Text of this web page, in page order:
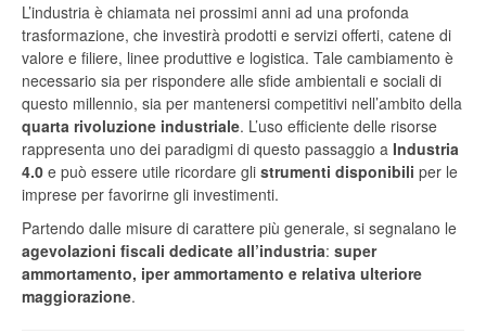
L’industria è chiamata nei prossimi anni ad una profonda
trasformazione, che investirà prodotti e servizi offerti, catene di
valore e filiere, linee produttive e logistica. Tale cambiamento è
necessario sia per rispondere alle sfide ambientali e sociali di
questo millennio, sia per mantenersi competitivi nell’ambito della
quarta rivoluzione industriale. L’uso efficiente delle risorse
rappresenta uno dei paradigmi di questo passaggio a Industria
4.0 e può essere utile ricordare gli strumenti disponibili per le
imprese per favorirne gli investimenti.
Partendo dalle misure di carattere più generale, si segnalano le
agevolazioni fiscali dedicate all’industria: super
ammortamento, iper ammortamento e relativa ulteriore
maggiorazione.